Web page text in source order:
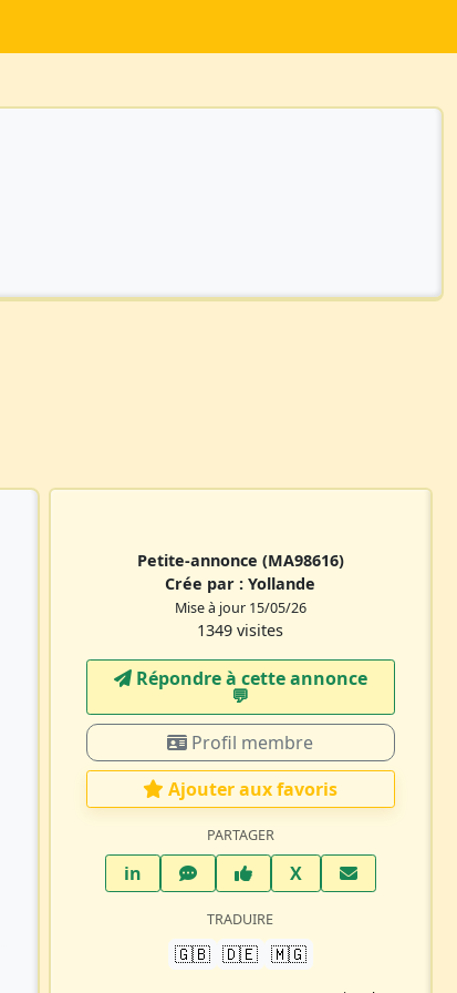
Petite-annonce (MA98616)
Crée par :Yollande
Mise à jour 15/05/26
1349 visites
Répondre à cette annonce
💬​
Profil membre
Ajouter aux favoris
PARTAGER
inLinkedInWhatsAppFacebook
XTwitter X
TRADUIRE
🇬🇧 🇩🇪 🇲🇬